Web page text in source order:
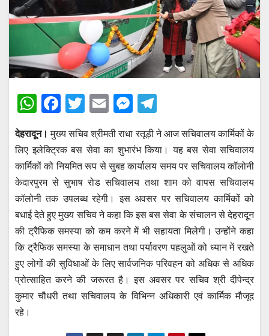
W
at
s
A
p
p
F
c
e
b
o
o
k
T
tt
er
E
ail
M
ss
e
n
g
er
el
e
gr
a
m
देहरादून। मुख्य सचिव श्रीमती राधा रतूड़ी ने आज सचिवालय कार्मिकों के
लिए इलेक्ट्रिक बस सेवा का शुभारंभ किया। यह बस सेवा सचिवालय
कार्मिकों को नियमित रूप से सुबह कार्यालय समय पर सचिवालय कॉलोनी
केदारपुरम से सुभाष रोड सचिवालय तथा शाम को वापस सचिवालय
कॉलोनी तक उपलब्ध रहेगी। इस अवसर पर सचिवालय कार्मिकों को
बधाई देते हुए मुख्य सचिव ने कहा कि इस बस सेवा के संचालन से देहरादून
की ट्रैफिक समस्या को कम करने में भी सहायता मिलेगी। उन्होंने कहा
कि ट्रैफिक समस्या के समाधान तथा पर्यावरण पहलुओं को ध्यान में रखते
हुए लोगों की सुविधाओं के लिए सार्वजनिक परिवहन को अधिक से अधिक
प्रोत्साहित करने की जरूरत है। इस अवसर पर सचिव श्री दीपेन्द्र
कुमार चौधरी तथा सचिवालय के विभिन्न अधिकारी एवं कार्मिक मौजूद
रहे।